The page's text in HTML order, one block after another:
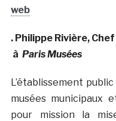
web
. Philippe Rivière,
à Paris Musées
L’établissement
musées municipaux
pour mission la